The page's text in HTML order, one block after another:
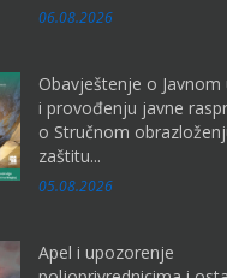
06.08.2026
Obavještenje o Javnom
i provođenju javne
o Stručnom
zaštitu...
05.08.2026
Apel i upozorenje